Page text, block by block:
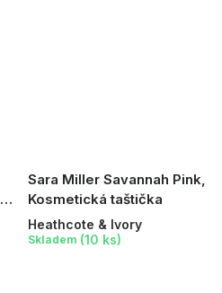
Sara Miller Savannah Pink,
Kosmetická taštička
Heathcote & Ivory
Skladem (10 ks)